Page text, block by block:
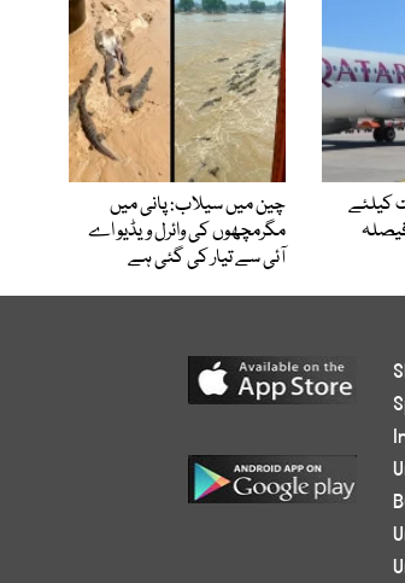
کیلئے
چین میں سیلاب: پانی میں
مگرمچھوں کی وائرل ویڈیو اے
آئی سے تیار کی گئی ہے